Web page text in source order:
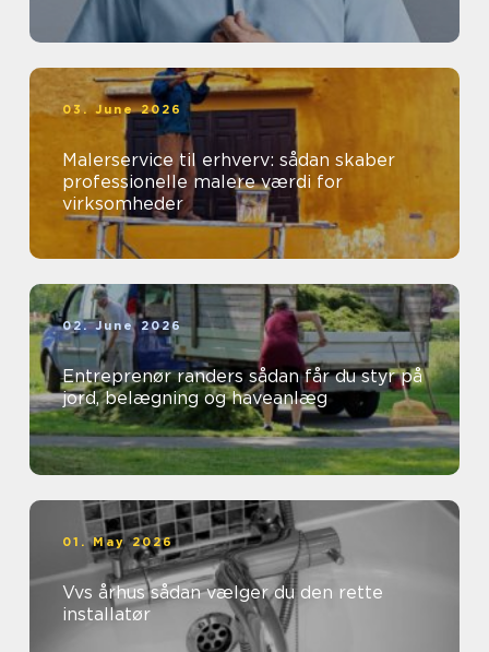
03. June 2026
Malerservice til erhverv: sådan skaber
professionelle malere værdi for
virksomheder
02. June 2026
Entreprenør randers sådan får du styr på
jord, belægning og haveanlæg
01. May 2026
Vvs århus sådan vælger du den rette
installatør